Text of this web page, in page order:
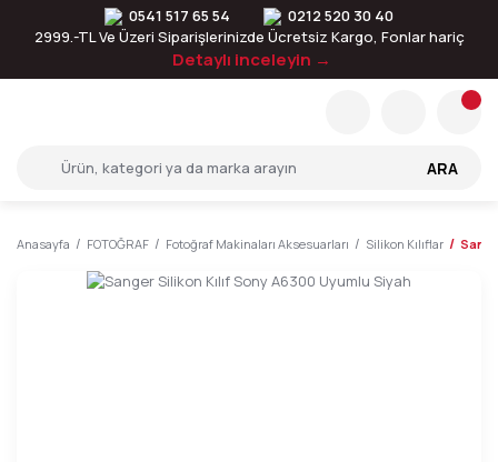
0541 517 65 54
0212 520 30 40
2999.-TL Ve Üzeri Siparişlerinizde Ücretsiz Kargo, Fonlar hariç
Detaylı inceleyin →
ARA
Anasayfa FOTOĞRAF Fotoğraf Makinaları Aksesuarları Silikon Kılıflar